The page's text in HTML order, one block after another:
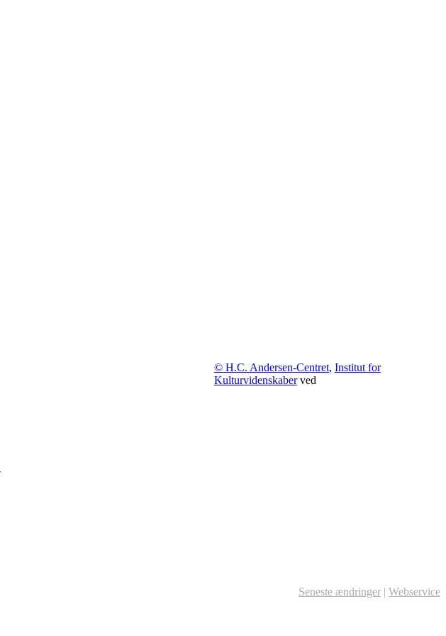
© H.C. Andersen-Centret, Institut for
Kulturvidenskaberved
Seneste ændringer | Webservice